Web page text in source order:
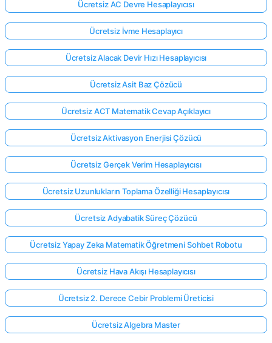
Ücretsiz AC Devre Hesaplayıcısı
Ücretsiz İvme Hesaplayıcı
Ücretsiz Alacak Devir Hızı Hesaplayıcısı
Ücretsiz Asit Baz Çözücü
Ücretsiz ACT Matematik Cevap Açıklayıcı
Ücretsiz Aktivasyon Enerjisi Çözücü
Ücretsiz Gerçek Verim Hesaplayıcısı
Ücretsiz Uzunlukların Toplama Özelliği Hesaplayıcısı
Ücretsiz Adyabatik Süreç Çözücü
Ücretsiz Yapay Zeka Matematik Öğretmeni Sohbet Robotu
Ücretsiz Hava Akışı Hesaplayıcısı
Ücretsiz 2. Derece Cebir Problemi Üreticisi
Ücretsiz Algebra Master